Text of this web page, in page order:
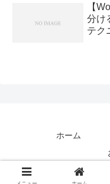
【
分け
テク
ホーム
Copyright ©